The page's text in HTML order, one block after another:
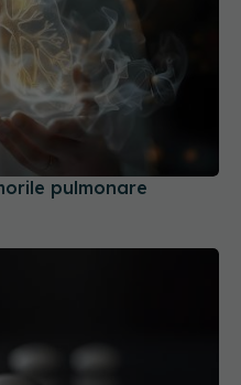
pulmonare